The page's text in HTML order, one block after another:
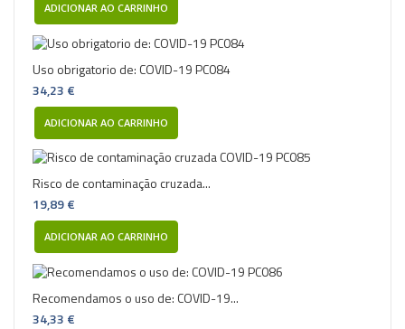
ADICIONAR AO CARRINHO
Uso obrigatorio de: COVID-19 PC084
34,23 €
ADICIONAR AO CARRINHO
Risco de contaminação cruzada...
19,89 €
ADICIONAR AO CARRINHO
Recomendamos o uso de: COVID-19...
34,33 €